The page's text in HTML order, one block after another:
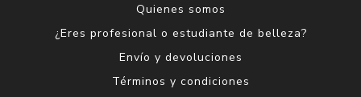
Quienes somos
¿Eres profesional o estudiante de belleza?
Envío y devoluciones
Términos y condiciones